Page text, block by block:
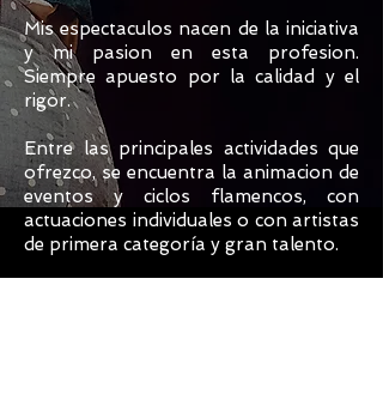
Mis espectaculos nacen de la iniciativa
y mi pasion en esta profesion.
Siempre apuesto por la calidad y el
rigor.
Entre las principales actividades que
ofrezco, se encuentra la animacion de
eventos y ciclos flamencos, con
actuaciones individuales o con artistas
de primera categoría y gran talento.